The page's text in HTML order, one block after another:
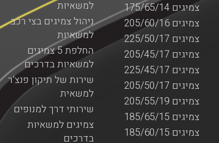
למשאיות
ניהול צמיגים בצי רכב
למשאיות
החלפת 5 צמיגים
למשאיות בדרכים
שירות של תיקון פנצ’ר
למשאית
שירותי דרך למנופים
צמיגים למשאיות
בדרכים
צמיגים 175/65/14
צמיגים 205/60/16
צמיגים 225/50/17
צמיגים 205/45/17
צמיגים 225/45/17
צמיגים 205/50/17
צמיגים 205/55/19
צמיגים 185/65/15
צמיגים 185/60/15